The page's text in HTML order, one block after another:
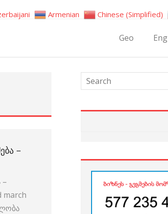
Geo Eng
–
–
march
Armenian Chinese (Simplified)